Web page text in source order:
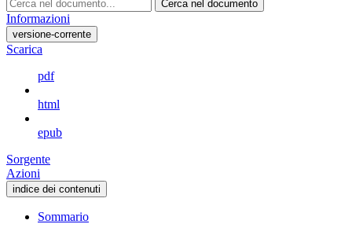
Cerca nel documento
Informazioni
versione-corrente
Scarica
pdf
html
epub
Sorgente
Azioni
indice dei contenuti
Sommario